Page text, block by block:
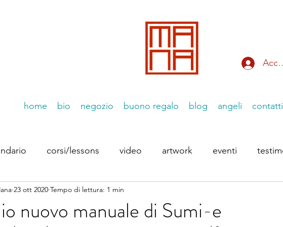
home bio negozio buono regalo blog angeli contatti
corsi/lessons video artwork eventi
Dirette Instagram le Essenziiali
nuovo manuale di Sumi-e
23 ott 2020 Tempo di lettura: 1 min